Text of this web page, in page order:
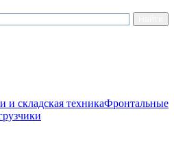
и складская техникаФронтальные